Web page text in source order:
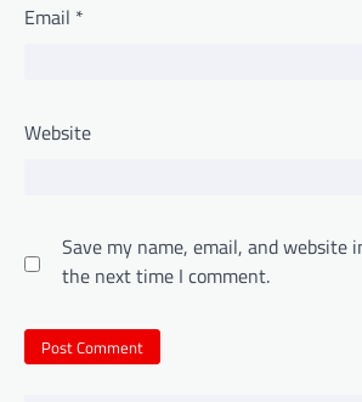
Email *
Website
Save my name, email, and website
the next time I comment.